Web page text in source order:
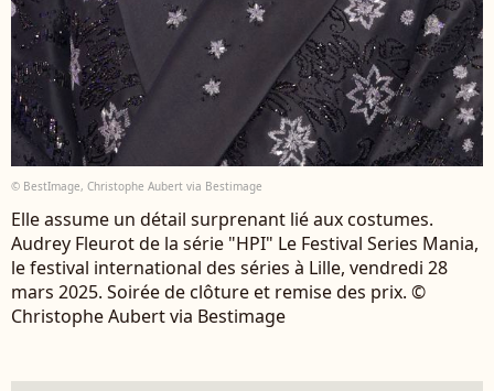
© BestImage, Christophe Aubert via Bestimage
Elle assume un détail surprenant lié aux costumes.
Audrey Fleurot de la série "HPI" Le Festival Series Mania,
le festival international des séries à Lille, vendredi 28
mars 2025. Soirée de clôture et remise des prix. ©
Christophe Aubert via Bestimage